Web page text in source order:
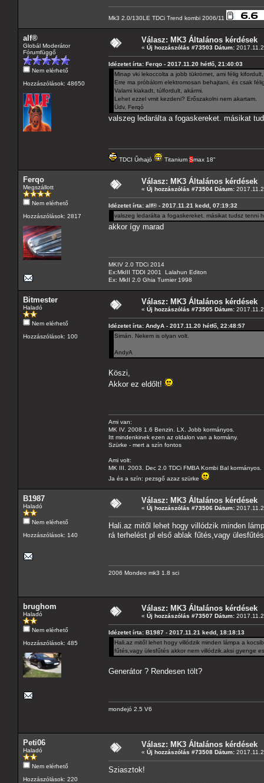
Mk3 2.0/130LE TDCi Trend kombi 2006/11
alf®
Globál Moderátor
Fórumfüggő
Nem elérhető
Hozzászólások: 48650
Válasz: MK3 Általános kérdések
« Új hozzászólás #73503 Dátum:
Idézetet írta: Ferqo - 2017.11.20 hétfő, 21:40:03
Minap vki lekoccolta a jobb tükrömet, ami félig
Erre ma próbálom elektromosan behajtani, és csak
Valami kiakadt, túlfordult, akármi.
Lehet ezzel vmit kezdeni? Erőszakolni nem akartam.
Üdv, Ferqó
valszeg ledarálta a fogaskereket. másikat
TDCI Űrhajó Titanium Smax 18"
Ferqo
Megszállott
Nem elérhető
Hozzászólások: 2817
Válasz: MK3 Általános kérdések
« Új hozzászólás #73504 Dátum:
Idézetet írta: alf® - 2017.11.21 kedd, 07:19:32
valszeg ledarálta a fogaskereket. másikat tudsz tenni
akkor így marad
MKIV 2.0 TDCi 2014
Ex:MkIII TDDI 2001 Lalahun Editon
Ex: MkII 2.0 Ghia Turnier 1998
Bitmester
Haladó
Nem elérhető
Hozzászólások: 100
Válasz: MK3 Általános kérdések
« Új hozzászólás #73505 Dátum:
Idézetet írta: AndyA - 2017.11.20 hétfő, 22:48:57
Simán. Nekem is olyan volt.
AndyA
Köszi,
Akkor ez eldőlt!
Ami van:
MK IV. 2008 1.6 Benzin. LX. Jobb kormányos.
Itt mindenkinek ezen az oldalon van a kormány.
Szürke - mert a szín fontos
Ami volt:
MK III. 2003. Dec 2.0 TDCi FMBA Kombi Bal kormányos.
Ja és a szín: pezsgő azaz szürke
B1987
Haladó
Nem elérhető
Hozzászólások: 140
Válasz: MK3 Általános kérdések
« Új hozzászólás #73506 Dátum:
Hali.az mitől lehet hogy villódzik minden
rá terhelést pl első ablak fűtés,vagy
2006 Mondeo mk3 1.8 sci
brughom
Haladó
Nem elérhető
Hozzászólások: 485
Válasz: MK3 Általános kérdések
« Új hozzászólás #73507 Dátum:
Idézetet írta: B1987 - 2017.11.21 kedd, 18:18:13
Hali.az mitől lehet hogy villódzik minden lámpa a
fűtés,vagy ülesfűtés akkor nem villódzik.aksi gyenge
Generátor ? Rendesen tölt?
mondejó 2.5 V6
Peti06
Haladó
Nem elérhető
Hozzászólások: 220
Válasz: MK3 Általános kérdések
« Új hozzászólás #73508 Dátum:
Sziasztok!